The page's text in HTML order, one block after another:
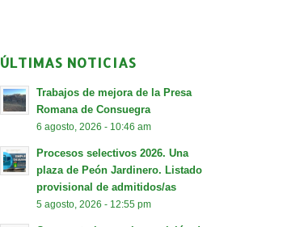
ÚLTIMAS NOTICIAS
Trabajos de mejora de la Presa
Romana de Consuegra
6 agosto, 2026 - 10:46 am
Procesos selectivos 2026. Una
plaza de Peón Jardinero. Listado
provisional de admitidos/as
5 agosto, 2026 - 12:55 pm